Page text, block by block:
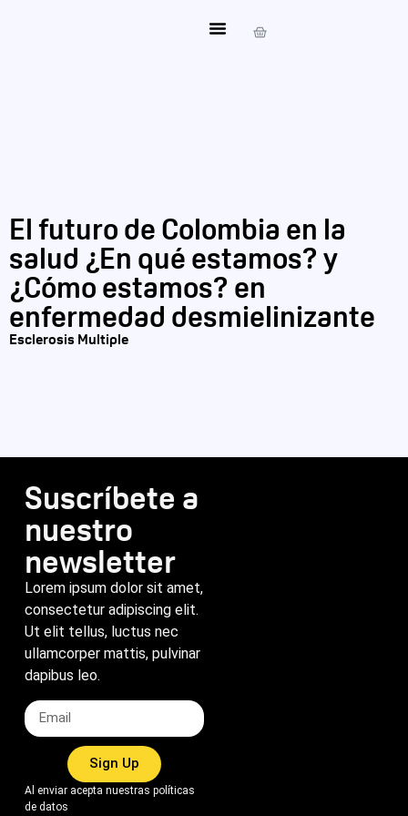
El futuro de Colombia en la
salud ¿En qué estamos? y
¿Cómo estamos? en
enfermedad desmielinizante
Esclerosis Multiple
Suscríbete a
nuestro
newsletter
Lorem ipsum dolor sit amet,
consectetur adipiscing elit.
Ut elit tellus, luctus nec
ullamcorper mattis, pulvinar
dapibus leo.
Sign Up
Al enviar acepta nuestras políticas
de datos